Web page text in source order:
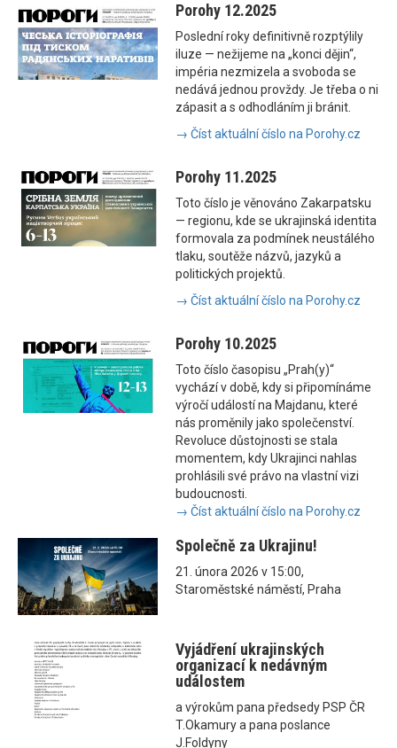
Porohy 12.2025
Poslední roky definitivně rozptýlily
iluze — nežijeme na „konci dějin“,
impéria nezmizela a svoboda se
nedává jednou provždy. Je třeba o ni
zápasit a s odhodláním ji bránit.
→ Číst aktuální číslo na Porohy.cz
Porohy 11.2025
Toto číslo je věnováno Zakarpatsku
— regionu, kde se ukrajinská identita
formovala za podmínek neustálého
tlaku, soutěže názvů, jazyků a
politických projektů.
→ Číst aktuální číslo na Porohy.cz
Porohy 10.2025
Toto číslo časopisu „Prah(y)“
vychází v době, kdy si připomínáme
výročí událostí na Majdanu, které
nás proměnily jako společenství.
Revoluce důstojnosti se stala
momentem, kdy Ukrajinci nahlas
prohlásili své právo na vlastní vizi
budoucnosti.
→ Číst aktuální číslo na Porohy.cz
Společně za Ukrajinu!
21. února 2026 v 15:00,
Staroměstské náměstí, Praha
Vyjádření ukrajinských
organizací k nedávným
událostem
a výrokům pana předsedy PSP ČR
T.Okamury a pana poslance
J.Foldyny